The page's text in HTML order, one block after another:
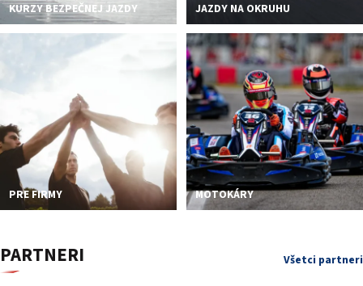
KURZY BEZPEČNEJ JAZDY JAZDY NA OKRUHU
PRE FIRMY MOTOKÁRY
PARTNERI Všetci partneri